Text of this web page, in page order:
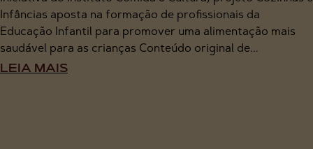
Infâncias aposta na formação de profissionais da
Educação Infantil para promover uma alimentação mais
saudável para as crianças Conteúdo original de...
LEIA MAIS